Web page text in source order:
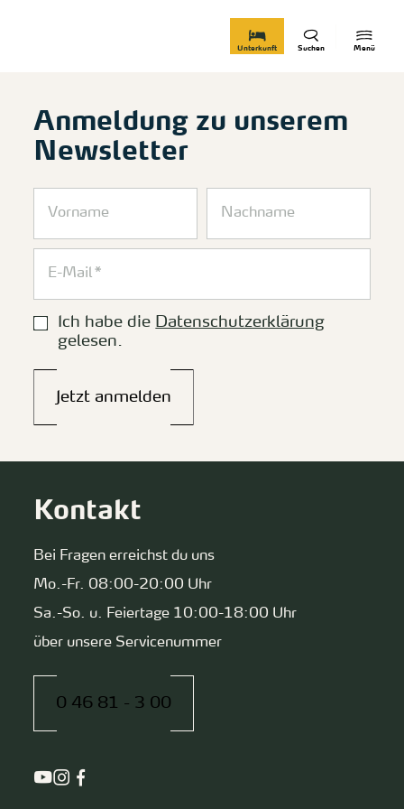
Menü
Suchen
Unterkunft
Anmeldung zu unserem
Newsletter
Ich habe die Datenschutzerklärung
gelesen.
Jetzt anmelden
Kontakt
Bei Fragen erreichst du uns
Mo.-Fr. 08:00-20:00 Uhr
Sa.-So. u. Feiertage 10:00-18:00 Uhr
über unsere Servicenummer
0 46 81 - 3 00